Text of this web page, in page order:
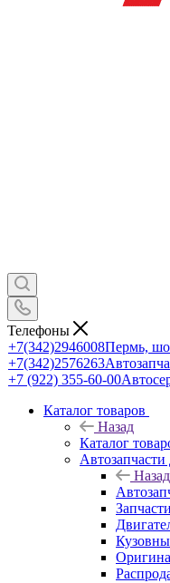
Телефоны
+7(342)2946008Пермь,
+7(342)2576263
+7 (922) 355-60-00
Каталог товаров
Назад
Каталог
Назад